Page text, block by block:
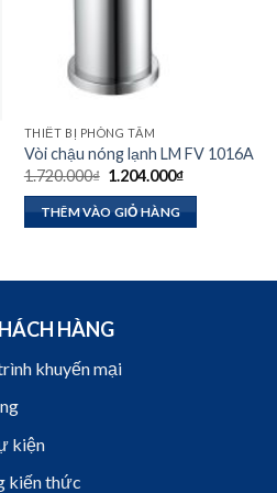
THIẾT BỊ PHÒNG TẮM
Vòi chậu nóng lạnh LM FV 1016A
1.720.000₫ Giá
là:
1.720.000₫.
1.204.000₫Giá
THÊM VÀO GIỎ HÀNG
HÀNG
khuyến mại
kiện
kiến thức